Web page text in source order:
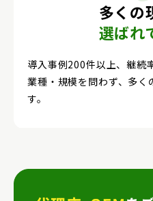
多くの
選ばれ
導入事例200件以上、継続
業種・規模を問わず、多く
す。